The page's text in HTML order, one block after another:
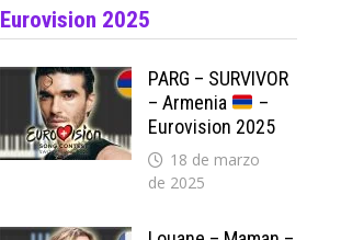
Eurovision 2025
PARG – SURVIVOR
– Armenia
–
Eurovision 2025
18 de marzo
de 2025